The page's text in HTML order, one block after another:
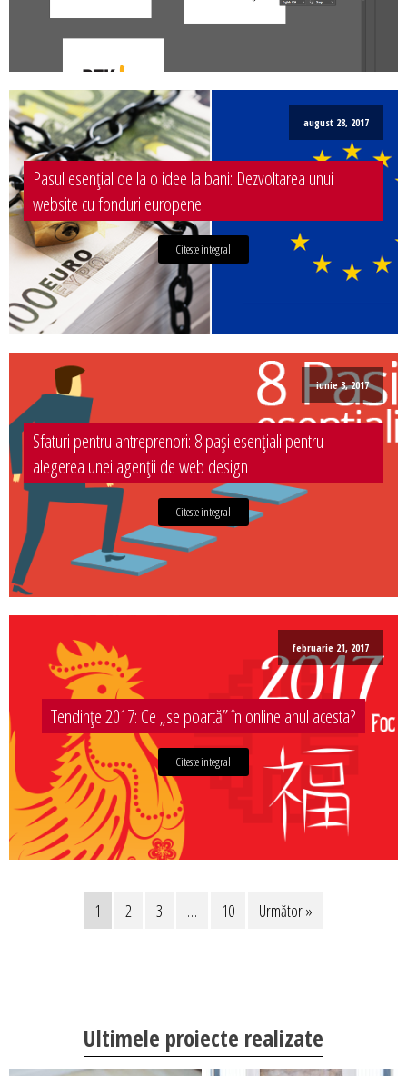
august 28, 2017
Pasul esențial de la o idee la bani: Dezvoltarea unui
website cu fonduri europene!
Citeste integral
iunie 3, 2017
Sfaturi pentru antreprenori: 8 pași esențiali pentru
alegerea unei agenții de web design
Citeste integral
februarie 21, 2017
Tendințe 2017: Ce „se poartă” în online anul acesta?
Citeste integral
1 2 3 … 10 Următor »
Ultimele proiecte realizate